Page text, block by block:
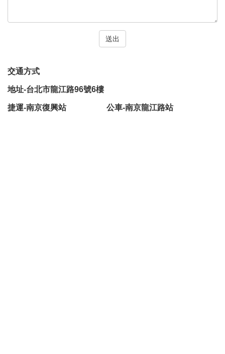
送出
交通方式
地址-台北市龍江路96號6樓
捷運-南京復興站 公車-南京龍江路站